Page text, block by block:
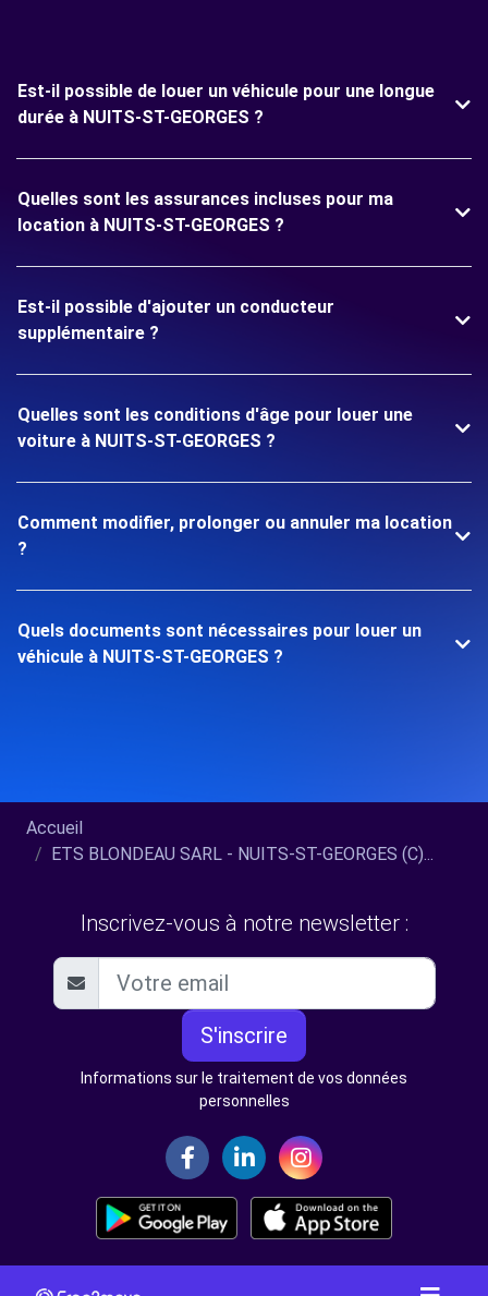
Est-il possible de louer un véhicule pour une longue
durée à NUITS-ST-GEORGES ?
Quelles sont les assurances incluses pour ma
location à NUITS-ST-GEORGES ?
Est-il possible d'ajouter un conducteur
supplémentaire ?
Quelles sont les conditions d'âge pour louer une
voiture à NUITS-ST-GEORGES ?
Comment modifier, prolonger ou annuler ma location
?
Quels documents sont nécessaires pour louer un
véhicule à NUITS-ST-GEORGES ?
Accueil
ETS BLONDEAU SARL - NUITS-ST-GEORGES (C)...
Inscrivez-vous à notre newsletter :
S'inscrire
Informations sur le traitement de vos données
personnelles